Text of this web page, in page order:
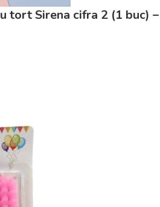
tort Sirena cifra 2 (1 buc) –